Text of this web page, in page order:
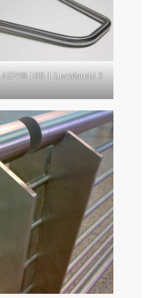
ADV® 108-1 Lucidatubi 3